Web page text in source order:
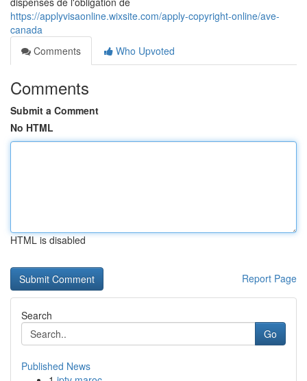
https://applyvisaonline.wixsite.com/apply-copyright-online/ave-
canada
Comments
Who Upvoted
Comments
Submit a Comment
No HTML
HTML is disabled
Report Page
Search
Go
Published News